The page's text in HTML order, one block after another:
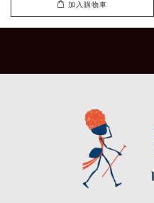
加入購物車